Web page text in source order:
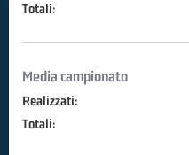
Totali:
Media campionato
Realizzati:
Totali: